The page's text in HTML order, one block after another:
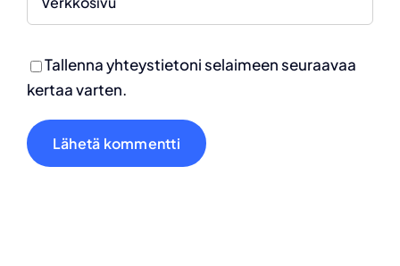
Tallenna yhteystietoni selaimeen seuraavaa
kertaa varten.